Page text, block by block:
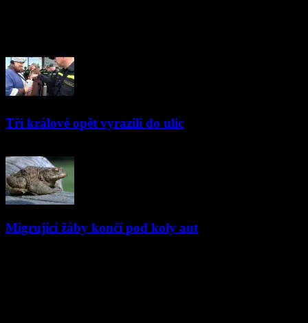
Tři králové opět vyrazili do ulic
Migrující žáby končí pod koly aut